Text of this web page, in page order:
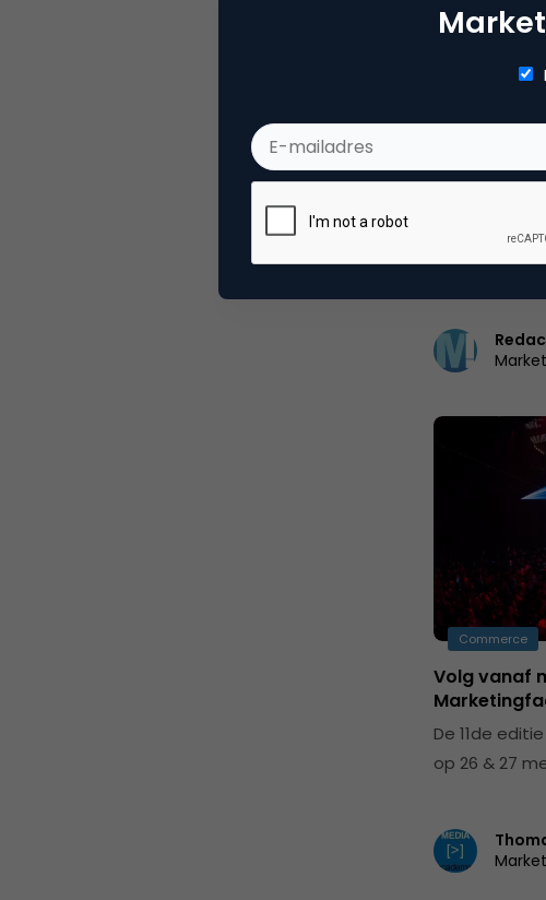
2016
Amsterdam.
voor
Commerce
Volg vanaf
De 11de
op 26 & 27